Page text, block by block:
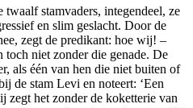
stamvaders, integendeel, ze
en slim geslacht. Door de
zegt de predikant: hoe wij! –
toch niet zonder die genade. De
als één van hen die niet buiten of
de stam Levi en noteert: ‘Een
zegt het zonder de koketterie van